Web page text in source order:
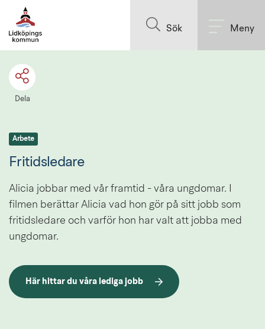
Sök Meny
Dela
Arbete
Fritidsledare
Alicia jobbar med vår framtid - våra ungdomar. I
filmen berättar Alicia vad hon gör på sitt jobb som
fritidsledare och varför hon har valt att jobba med
ungdomar.
Här hittar du våra lediga jobb